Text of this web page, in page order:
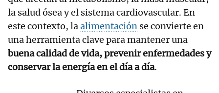
la salud ósea y el sistema cardiovascular. En
este contexto, laalimentación se convierte en
una herramienta clave para mantener una
buena calidad de vida, prevenir enfermedades y
conservar la energía en el día a día.